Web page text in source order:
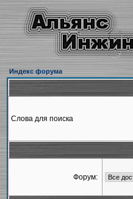
Индекс форума
Слова для поиска
Форум: